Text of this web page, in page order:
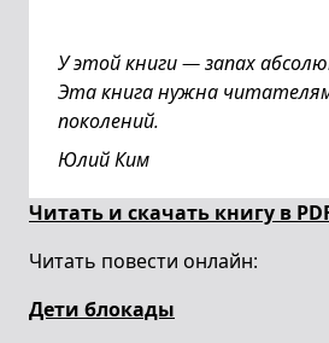
У этой книги — запах
Эта книга нужна
поколений.
Юлий Ким
Читать и скачать книгу в
Читать повести онлайн:
Дети блокады